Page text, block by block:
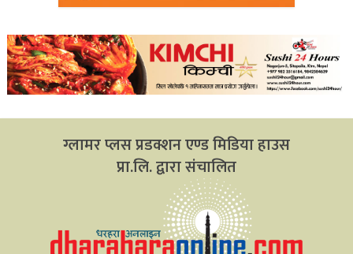
ग्लामर प्लस प्रडक्शन एण्ड मिडिया हाउस
प्रा.लि. द्वारा संचालित